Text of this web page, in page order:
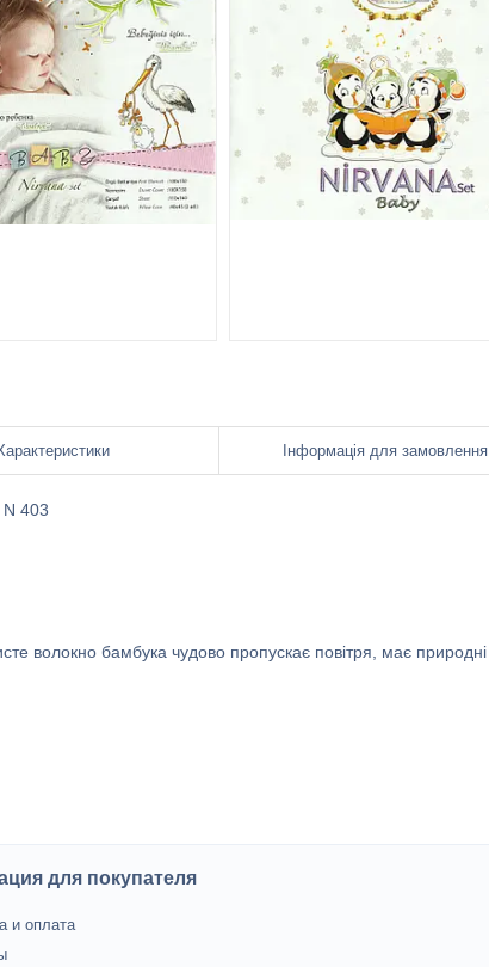
Інформація для замовлення
403
волокно бамбука чудово пропускає повітря, має природні
для покупателя
и оплата